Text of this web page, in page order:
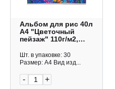
Альбом для рис 40л
А4 "Цветочный
пейзаж" 110г/м2,
картон АБ402467
Listoff
Шт. в упаковке: 30
Размер: А4 Вид изд...
- +